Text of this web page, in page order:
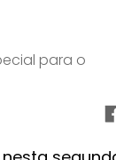
para o